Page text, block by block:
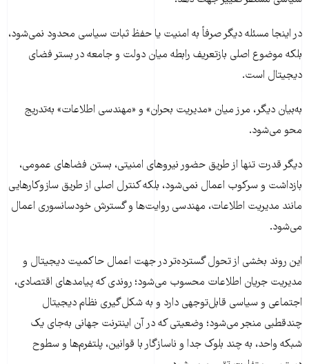
در اینجا مسئله دیگر صرفاً به امنیت یا حفظ ثبات سیاسی محدود نمی‌شود،
بلکه موضوع اصلی بازتعریف رابطه میان دولت و جامعه در بستر فضای
دیجیتال است.
به‌بیان دیگر، مرز میان «مدیریت بحران» و «مهندسی اطلاعات» به‌تدریج
محو می‌شود.
دیگر قدرت تنها از طریق حضور نیروهای امنیتی، بستن فضاهای عمومی،
بازداشت و سرکوب اعمال نمی‌شود، بلکه کنترل اصلی از طریق سازوکارهایی
مانند مدیریت اطلاعات، مهندسی روایت‌ها و گسترش خودسانسوری اعمال
می‌شود.
این روند بخشی از تحول گسترده‌تر در جهت اعمال حاکمیت دیجیتال و
مدیریت جریان اطلاعات محسوب می‌شود؛ روندی که پیامدهای اقتصادی،
اجتماعی و سیاسی قابل‌توجهی دارد و به شکل‌گیری نظام دیجیتال
چندقطبی منجر می‌شود؛ وضعیتی که در آن اینترنت جهانی به‌جای یک
شبکه واحد، به چند بلوک جدا و ناسازگار با قوانین، پلتفرم‌ها و سطوح